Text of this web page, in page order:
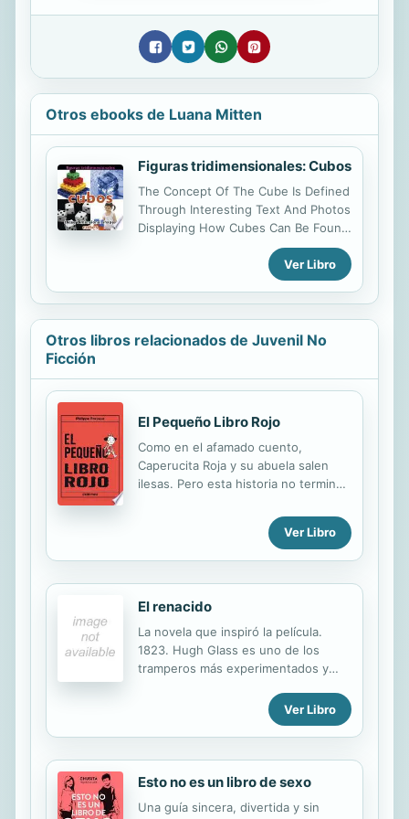
Otros ebooks de Luana Mitten
Figuras tridimensionales: Cubos
The Concept Of The Cube Is Defined
Through Interesting Text And Photos
Displaying How Cubes Can Be Found
Ver Libro
Otros libros relacionados de Juvenil No
Ficción
El Pequeño Libro Rojo
Como en el afamado cuento,
Caperucita Roja y su abuela salen
ilesas. Pero esta historia no termina
y amantes de los libros, ¡favor de
Ver Libro
El renacido
La novela que inspiró la película.
1823. Hugh Glass es uno de los
tramperos más experimentados y
noroeste de los Estados Unidos,
donde enfrenta a diario los peligros
de la naturaleza salvaje y de las
belicosas tribus indias.
Inesperadamente, el ataque de una
ninguno de sus compañeros confía
Ver Libro
Esto no es un libro de sexo
Una guía sincera, divertida y sin